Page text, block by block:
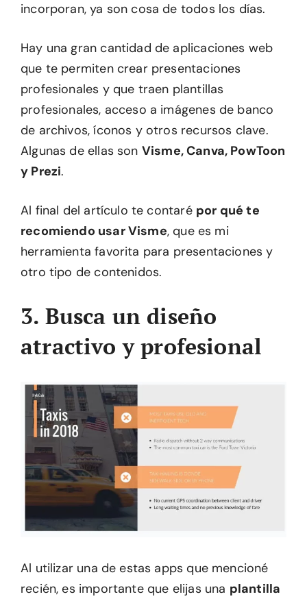
incorporan, ya son cosa de todos los días.
Hay una gran cantidad de aplicaciones web
que te permiten crear presentaciones
profesionales y que traen plantillas
profesionales, acceso a imágenes de banco
de archivos, íconos y otros recursos clave.
Algunas de ellas son Visme, Canva, PowToon
y Prezi.
Al final del artículo te contaré por qué te
recomiendo usar Visme, que es mi
herramienta favorita para presentaciones y
otro tipo de contenidos.
3. Busca un diseño
atractivo y profesional
Al utilizar una de estas apps que mencioné
recién, es importante que elijas una plantilla